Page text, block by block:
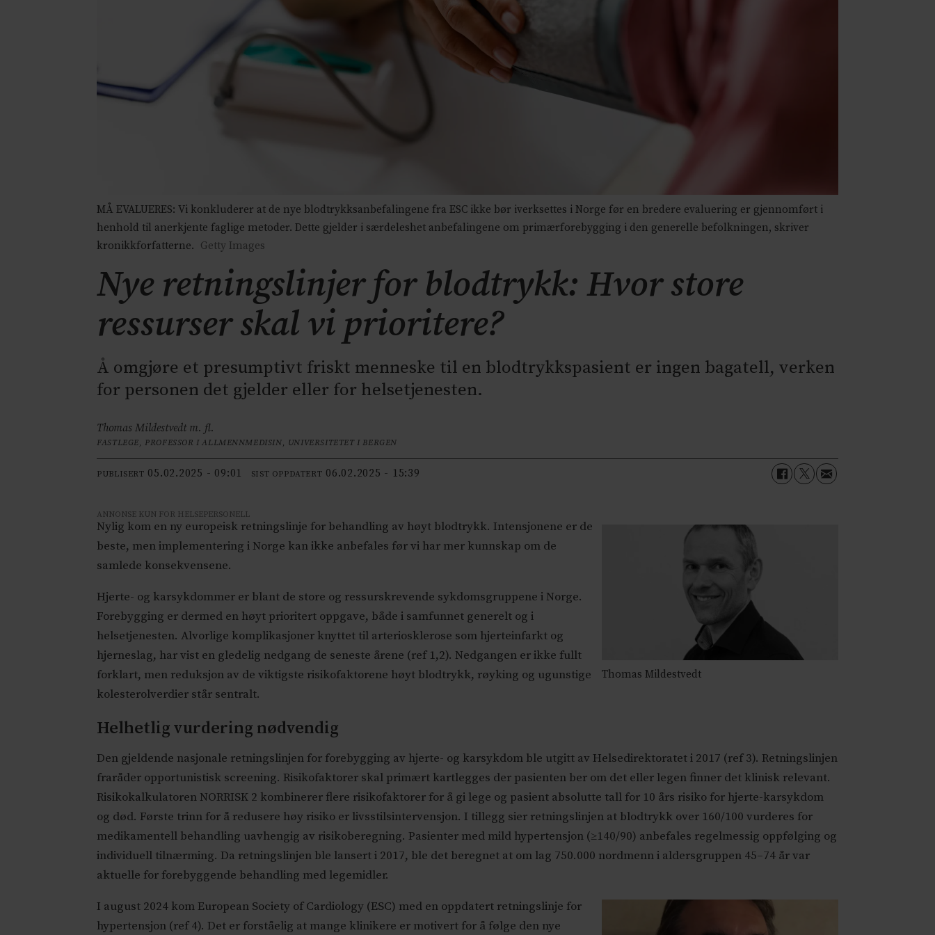
MÅ EVALUERES: Vi konkluderer at de nye blodtrykksanbefalingene fra ESC ikke bør iverksettes i Norge før en bredere evaluering er gjennomført i
henhold til anerkjente faglige metoder. Dette gjelder i særdeleshet anbefalingene om primærforebygging i den generelle befolkningen, skriver
kronikkforfatterne. Getty Images
Nye retningslinjer for blodtrykk: Hvor store
ressurser skal vi prioritere?
Å omgjøre et presumptivt friskt menneske til en blodtrykkspasient er ingen bagatell, verken
for personen det gjelder eller for helsetjenesten.
Thomas Mildestvedt m. fl.
FASTLEGE, PROFESSOR I ALLMENNMEDISIN, UNIVERSITETET I BERGEN
PUBLISERT 05.02.2025 - 09:01 SIST OPPDATERT 06.02.2025 - 15:39
ANNONSE KUN FOR HELSEPERSONELL
Thomas Mildestvedt
Nylig kom en ny europeisk retningslinje for behandling av høyt blodtrykk. Intensjonene er de
beste, men implementering i Norge kan ikke anbefales før vi har mer kunnskap om de
samlede konsekvensene.
Hjerte- og karsykdommer er blant de store og ressurskrevende sykdomsgruppene i Norge.
Forebygging er dermed en høyt prioritert oppgave, både i samfunnet generelt og i
helsetjenesten. Alvorlige komplikasjoner knyttet til arteriosklerose som hjerteinfarkt og
hjerneslag, har vist en gledelig nedgang de seneste årene (ref 1,2). Nedgangen er ikke fullt
forklart, men reduksjon av de viktigste risikofaktorene høyt blodtrykk, røyking og ugunstige
kolesterolverdier står sentralt.
Helhetlig vurdering nødvendig
Den gjeldende nasjonale retningslinjen for forebygging av hjerte- og karsykdom ble utgitt av Helsedirektoratet i 2017 (ref 3). Retningslinjen
fraråder opportunistisk screening. Risikofaktorer skal primært kartlegges der pasienten ber om det eller legen finner det klinisk relevant.
Risikokalkulatoren NORRISK 2 kombinerer flere risikofaktorer for å gi lege og pasient absolutte tall for 10 års risiko for hjerte-karsykdom
og død. Første trinn for å redusere høy risiko er livsstilsintervensjon. I tillegg sier retningslinjen at blodtrykk over 160/100 vurderes for
medikamentell behandling uavhengig av risikoberegning. Pasienter med mild hypertensjon (≥140/90) anbefales regelmessig oppfølging og
individuell tilnærming. Da retningslinjen ble lansert i 2017, ble det beregnet at om lag 750.000 nordmenn i aldersgruppen 45–74 år var
aktuelle for forebyggende behandling med legemidler.
I august 2024 kom European Society of Cardiology (ESC) med en oppdatert retningslinje for
hypertensjon (ref 4). Det er forståelig at mange klinikere er motivert for å følge den nye